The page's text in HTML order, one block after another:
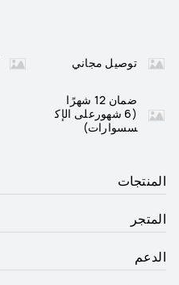
توصيل مجاني
ضمان 12 شهرًا
(6 شهورعلى الإك
سسوارات)
المنتجات
المتجر
الدعم